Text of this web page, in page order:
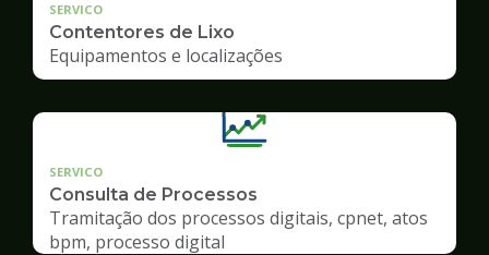
SERVICO
Contentores de Lixo
Equipamentos e localizações
SERVICO
Consulta de Processos
Tramitação dos processos digitais, cpnet, atos
bpm, processo digital